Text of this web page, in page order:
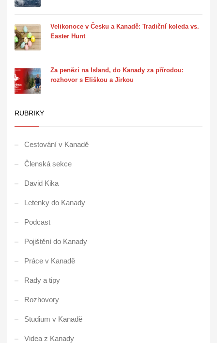
Velikonoce v Česku a Kanadě: Tradiční koleda vs.
Easter Hunt
Za penězi na Island, do Kanady za přírodou:
rozhovor s Eliškou a Jirkou
RUBRIKY
Cestování v Kanadě
Členská sekce
David Kika
Letenky do Kanady
Podcast
Pojištění do Kanady
Práce v Kanadě
Rady a tipy
Rozhovory
Studium v Kanadě
Videa z Kanady